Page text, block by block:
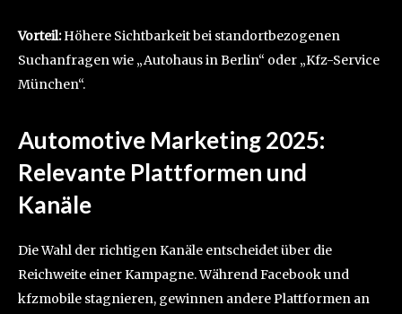
Vorteil:Höhere Sichtbarkeit bei standortbezogenen
Suchanfragen wie „Autohaus in Berlin“ oder „Kfz-Service
München“.
Automotive Marketing 2025:
Relevante Plattformen und
Kanäle
Die Wahl der richtigen Kanäle entscheidet über die
Reichweite einer Kampagne. Während Facebook und
kfzmobile stagnieren, gewinnen andere Plattformen an